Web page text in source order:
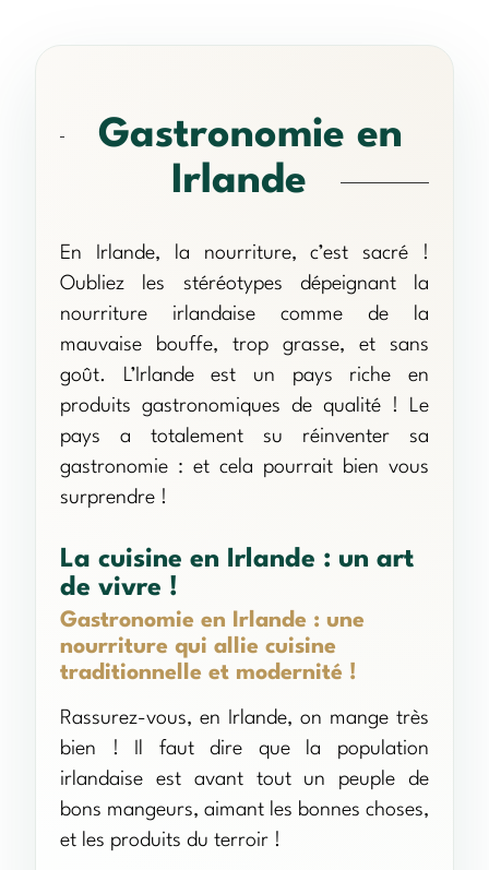
Gastronomie en
Irlande
En Irlande, la nourriture, c’est sacré !
Oubliez les stéréotypes dépeignant la
nourriture irlandaise comme de la
mauvaise bouffe, trop grasse, et sans
goût. L’Irlande est un pays riche en
produits gastronomiques de qualité ! Le
pays a totalement su réinventer sa
gastronomie : et cela pourrait bien vous
surprendre !
La cuisine en Irlande : un art
de vivre !
Gastronomie en Irlande : une
nourriture qui allie cuisine
traditionnelle et modernité !
Rassurez-vous, en Irlande, on mange très
bien ! Il faut dire que la population
irlandaise est avant tout un peuple de
bons mangeurs, aimant les bonnes choses,
et les produits du terroir !